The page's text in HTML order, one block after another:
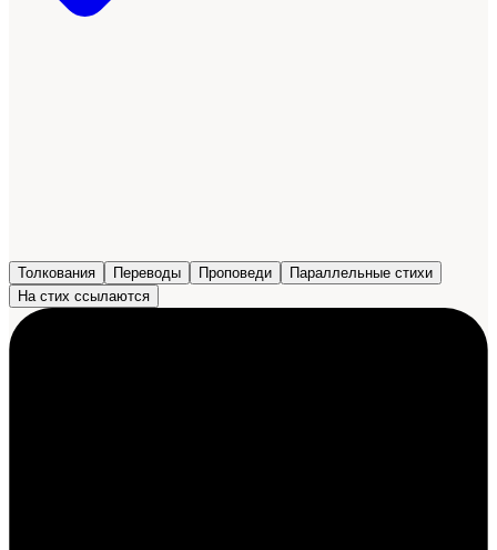
Толкования Переводы Проповеди
Параллельные стихи
На стих ссылаются